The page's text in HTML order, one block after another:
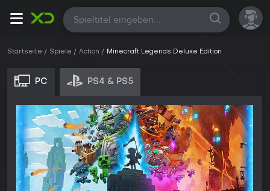
Alle
Startseite Spiele Action Minecraft Legends Deluxe Edition
PC PS4 & PS5